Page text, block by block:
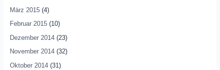
März 2015(4)
Februar 2015(10)
Dezember 2014(23)
November 2014(32)
Oktober 2014(31)